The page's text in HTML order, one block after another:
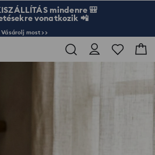
mindenre 🎒
vonatkozik 📲
Vásárolj most >>